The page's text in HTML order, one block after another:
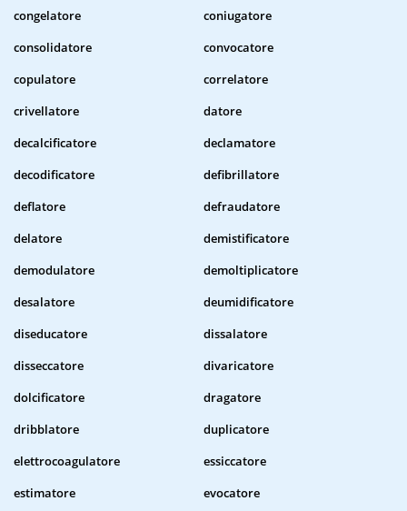
congelatore
coniugatore
consolidatore
convocatore
copulatore
correlatore
crivellatore
datore
decalcificatore
declamatore
decodificatore
defibrillatore
deflatore
defraudatore
delatore
demistificatore
demodulatore
demoltiplicatore
desalatore
deumidificatore
diseducatore
dissalatore
disseccatore
divaricatore
dolcificatore
dragatore
dribblatore
duplicatore
elettrocoagulatore
essiccatore
estimatore
evocatore